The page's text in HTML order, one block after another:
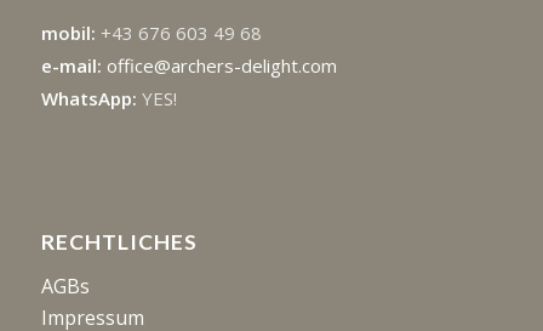
mobil: +43 676 603 49 68
e-mail: office@archers-delight.com
WhatsApp: YES!
RECHTLICHES
AGBs
Impressum